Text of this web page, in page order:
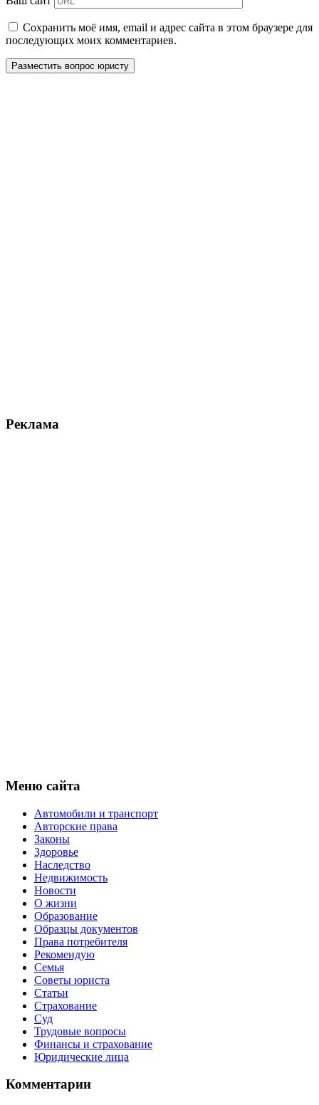
Сохранить моё имя, email и адрес сайта в этом браузере для
последующих моих комментариев.
Реклама
Меню сайта
Автомобили и транспорт
Авторские права
Законы
Здоровье
Наследство
Недвижимость
Новости
О жизни
Образование
Образцы документов
Права потребителя
Рекомендую
Семья
Советы юриста
Статьи
Страхование
Суд
Трудовые вопросы
Финансы и страхование
Юридические лица
Комментарии